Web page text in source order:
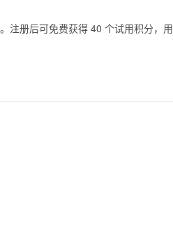
注册后可免费获得 40 个试用积分，用